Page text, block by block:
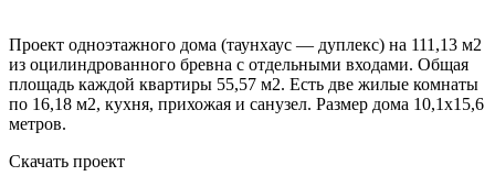
Проект одноэтажного дома (таунхаус — дуплекс) на 111,13 м2
из оцилиндрованного бревна с отдельными входами. Общая
площадь каждой квартиры 55,57 м2. Есть две жилые комнаты
по 16,18 м2, кухня, прихожая и санузел. Размер дома 10,1х15,6
метров.
Скачать проект